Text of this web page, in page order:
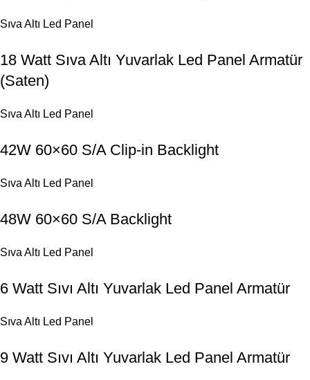
Sıva Altı Led Panel
18 Watt Sıva Altı Yuvarlak Led Panel Armatür
(Saten)
Sıva Altı Led Panel
42W 60×60 S/A Clip-in Backlight
Sıva Altı Led Panel
48W 60×60 S/A Backlight
Sıva Altı Led Panel
6 Watt Sıvı Altı Yuvarlak Led Panel Armatür
Sıva Altı Led Panel
9 Watt Sıvı Altı Yuvarlak Led Panel Armatür